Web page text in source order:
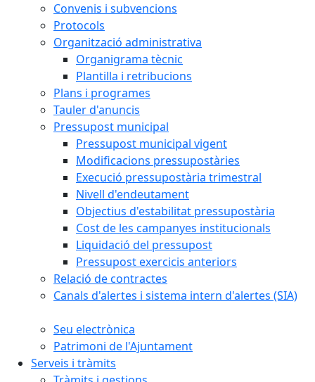
Convenis i subvencions
Protocols
Organització administrativa
Organigrama tècnic
Plantilla i retribucions
Plans i programes
Tauler d'anuncis
Pressupost municipal
Pressupost municipal vigent
Modificacions pressupostàries
Execució pressupostària trimestral
Nivell d'endeutament
Objectius d'estabilitat pressupostària
Cost de les campanyes institucionals
Liquidació del pressupost
Pressupost exercicis anteriors
Relació de contractes
Canals d'alertes i sistema intern d'alertes (SIA)
Seu electrònica
Patrimoni de l'Ajuntament
Serveis i tràmits